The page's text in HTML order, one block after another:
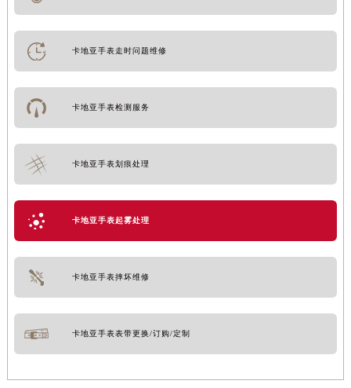
卡地亚手表走时问题维修
卡地亚手表检测服务
卡地亚手表划痕处理
卡地亚手表起雾处理
卡地亚手表摔坏维修
卡地亚手表表带更换/订购/定制